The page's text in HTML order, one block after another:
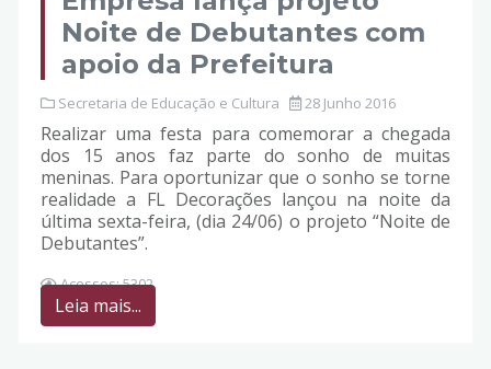
Noite de Debutantes com
apoio da Prefeitura
Secretaria de Educação e Cultura 28 Junho 2016
Realizar uma festa para comemorar a chegada
dos 15 anos faz parte do sonho de muitas
meninas. Para oportunizar que o sonho se torne
realidade a FL Decorações lançou na noite da
última sexta-feira, (dia 24/06) o projeto “Noite de
Debutantes”.
Acessos: 5302
Leia mais...